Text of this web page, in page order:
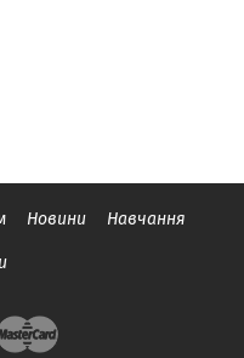
Новини Навчання